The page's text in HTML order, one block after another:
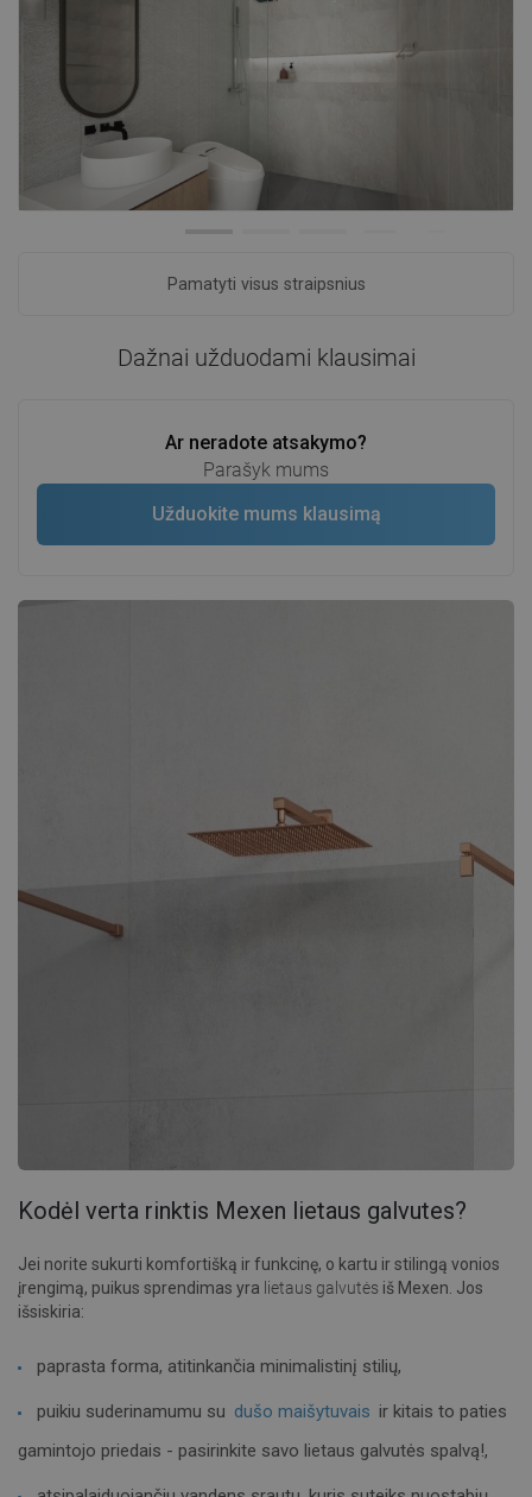
Pamatyti visus straipsnius
Dažnai užduodami klausimai
Ar neradote atsakymo?
Parašyk mums
Užduokite mums klausimą
Kodėl verta rinktis Mexen lietaus galvutes?
Jei norite sukurti komfortišką ir funkcinę, o kartu ir stilingą vonios
įrengimą, puikus sprendimas yra lietaus galvutės iš Mexen. Jos
išsiskiria:
paprasta forma, atitinkančia minimalistinį stilių,
puikiu suderinamumu su dušo maišytuvais ir kitais to paties
gamintojo priedais - pasirinkite savo lietaus galvutės spalvą!,